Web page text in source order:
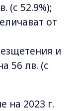
(с 52.9%);
от
и
56 лв. (с
на 2023 г.